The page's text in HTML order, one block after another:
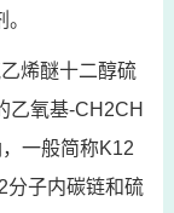
烯醚十二醇硫
乙氧基-CH2CH
一般简称K12
分子内碳链和硫